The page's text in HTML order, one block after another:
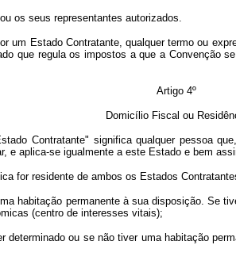
seus representantes autorizados.
Estado Contratante, qualquer termo ou
que regula os impostos a que a Convenção
Artigo 4º
Domicílio Fiscal ou
Contratante" significa qualquer pessoa
e aplica-se igualmente a este Estado e bem
residente de ambos os Estados
permanente à sua disposição. Se
(centro de interesses vitais);
ou se não tiver uma habitação